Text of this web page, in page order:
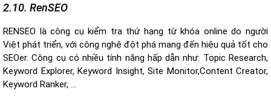
2.10. RenSEO
RENSEO là công cụ kiểm tra thứ hạng từ khóa online do người
Việt phát triển, với công nghệ đột phá mang đến hiệu quả tốt cho
SEOer. Công cụ có nhiều tính năng hấp dẫn như: Topic Research,
Keyword Explorer, Keyword Insight, Site Monitor,Content Creator,
Keyword Ranker, …